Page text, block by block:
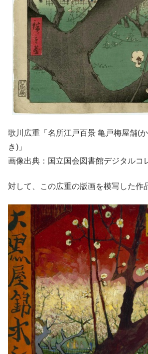
歌川広重「名所江戸百景 亀戸梅屋舗(
き)」
画像出典：国立国会図書館デジタルコ
対して、この広重の版画を模写した作